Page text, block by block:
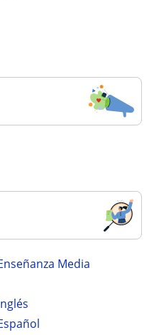
Enseñanza Media
Inglés
Español